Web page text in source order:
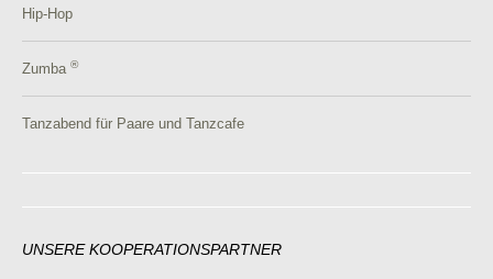
Hip-Hop
Zumba ®
Tanzabend für Paare und Tanzcafe
UNSERE KOOPERATIONSPARTNER